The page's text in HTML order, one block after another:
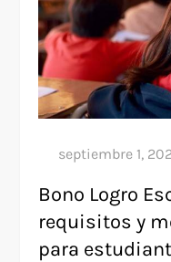
Bono Logro
requisitos y
para